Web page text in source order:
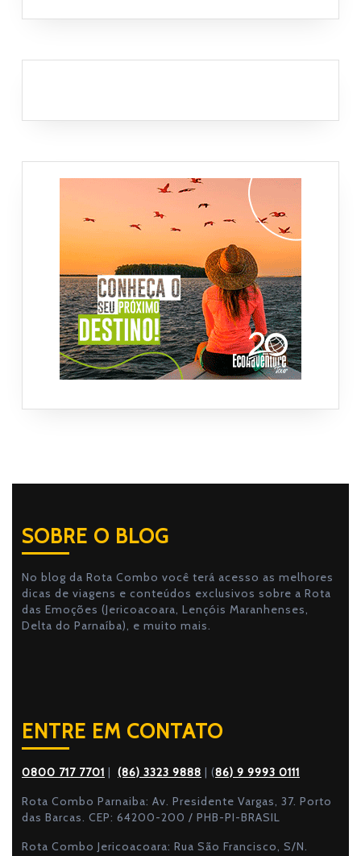
SOBRE O BLOG
No blog da Rota Combo você terá acesso as melhores
dicas de viagens e conteúdos exclusivos sobre a Rota
das Emoções (Jericoacoara, Lençóis Maranhenses,
Delta do Parnaíba), e muito mais.
ENTRE EM CONTATO
0800 717 7701 (86) 3323 9888 | (86) 9 9993 0111
Rota Combo Parnaiba: Av. Presidente Vargas, 37. Porto
das Barcas. CEP: 64200-200 / PHB-PI-BRASIL
Rota Combo Jericoacoara: Rua São Francisco, S/N.